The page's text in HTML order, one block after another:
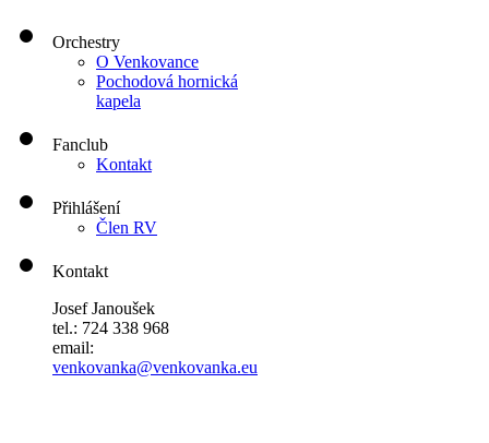
Orchestry
O Venkovance
Pochodová hornická
kapela
Fanclub
Kontakt
Přihlášení
Člen RV
Kontakt
Josef Janoušek
tel.: 724 338 968
email:
venkovanka@venkovanka.eu